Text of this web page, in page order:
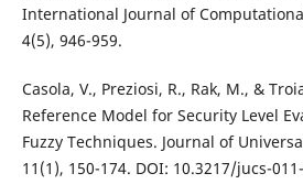
International Journal of
4(5), 946-959.
Casola, V., Preziosi, R., Rak, M., &
Reference Model for Security Level
Fuzzy Techniques. Journal of
11(1), 150-174. DOI: 10.3217/jucs-